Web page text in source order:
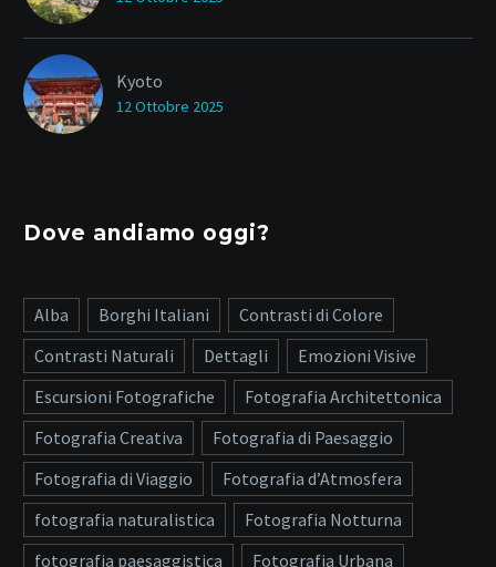
Kyoto
12 Ottobre 2025
Dove andiamo oggi?
Alba Borghi Italiani
Contrasti di Colore
Contrasti Naturali
Dettagli
Emozioni Visive
Escursioni Fotografiche
Fotografia Architettonica
Fotografia Creativa
Fotografia di Paesaggio
Fotografia di Viaggio
Fotografia d’Atmosfera
fotografia naturalistica
Fotografia Notturna
fotografia paesaggistica
Fotografia Urbana